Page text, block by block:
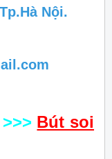
Nội.
>>> Bút soi